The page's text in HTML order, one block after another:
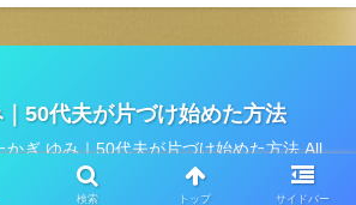
50代夫が片づけ始めた方法
ぎ ゆみ｜50代夫が片づけ始めた方法 All
Rights Reserved.
検索 トップ サイドバー